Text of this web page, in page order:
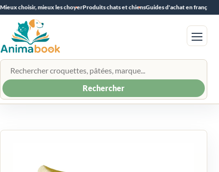
Mieux choisir, mieux les choyerProduits chats et chiensGuides d'achat en français
Rechercher un produit
Rechercher
Menu